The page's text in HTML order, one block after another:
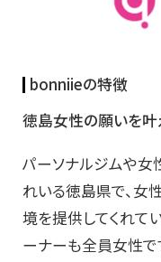
bonniieの特徴
徳島女性の願いを
パーソナルジムや女
れいる徳島県で、女
境を提供してくれて
ーナーも全員女性で